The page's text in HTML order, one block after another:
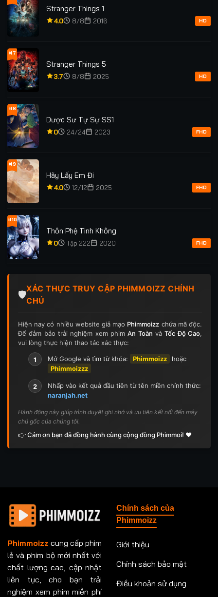
Stranger Things 1
4.0 8/8 2016 HD
#7
Stranger Things 5
3.7 8/8 2025 HD
#8
Dược Sư Tự Sự SS1
0 24/24 2023 FHD
#9
Hãy Lấy Em Đi
4.0 12/12 2025 FHD
#10
Thôn Phệ Tinh Không
0 Tập 222 2020 FHD
🛡️
XÁC THỰC TRUY CẬP PHIMMOIZZ CHÍNH
CHỦ
Hiện nay có nhiều website giả mạo Phimmoizz chứa mã độc.
Để đảm bảo trải nghiệm xem phimAn Toàn vàTốc Độ Cao,
vui lòng thực hiện thao tác xác thực:
1 Mở Google và tìm từ khóa: Phimmoizz
hoặc
Phimmoizzz
2
Nhấp vào kết quả đầu tiên từ tên miền chính thức:
naranjah.net
Hành động này giúp trình duyệt ghi nhớ và ưu tiên kết nối đến máy
chủ gốc của chúng tôi.
👉 Cảm ơn bạn đã đồng hành cùng cộng đồng Phimmoi! ❤️
Phimmoizz cung cấp phim
lẻ và phim bộ mới nhất với
chất lượng cao, cập nhật
liên tục, cho bạn trải
nghiệm xem phim miễn phí
Chính sách của
Phimmoizz
Giới thiệu
Chính sách bảo mật
Điều khoản sử dụng